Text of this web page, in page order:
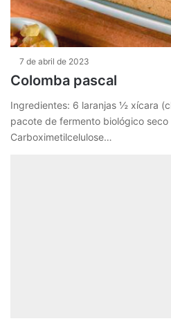
7 de abril de 2023
Colomba pascal
Ingredientes: 6 laranjas ½ xícara
pacote de fermento biológico
Carboximetilcelulose…